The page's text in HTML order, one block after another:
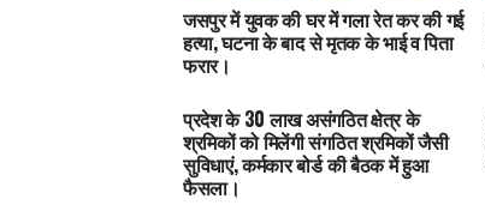
जसपुर में युवक की घर में गला रेत कर की गई
हत्या, घटना के बाद से मृतक के भाई व पिता
फरार।
प्रदेश के 30 लाख असंगठित क्षेत्र के
श्रमिकों को मिलेंगी संगठित श्रमिकों जैसी
सुविधाएं, कर्मकार बोर्ड की बैठक में हुआ
फैसला।